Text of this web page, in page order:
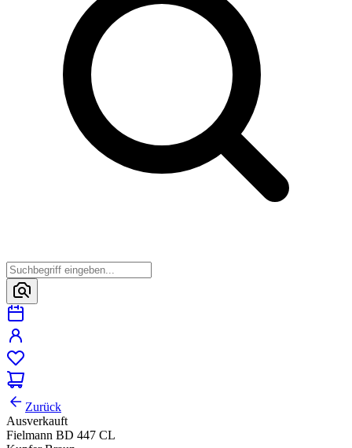
Zurück
Ausverkauft
Fielmann BD 447 CL